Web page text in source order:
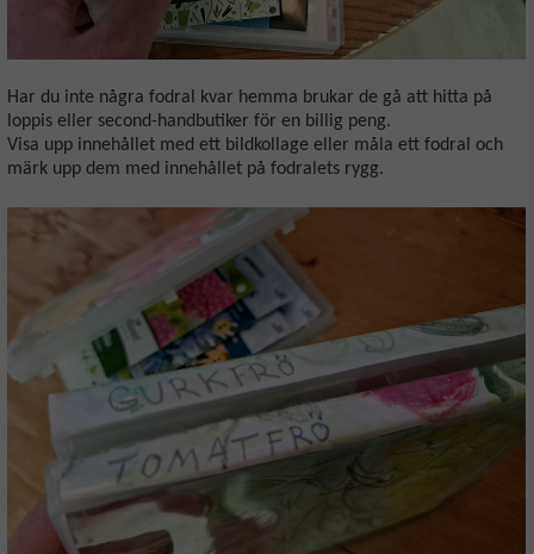
Har du inte några fodral kvar hemma brukar de gå att hitta på
loppis eller second-handbutiker för en billig peng.
Visa upp innehållet med ett bildkollage eller måla ett fodral och
märk upp dem med innehållet på fodralets rygg.